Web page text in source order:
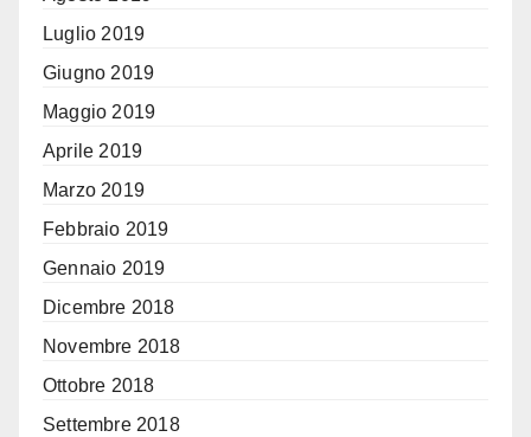
Luglio 2019
Giugno 2019
Maggio 2019
Aprile 2019
Marzo 2019
Febbraio 2019
Gennaio 2019
Dicembre 2018
Novembre 2018
Ottobre 2018
Settembre 2018